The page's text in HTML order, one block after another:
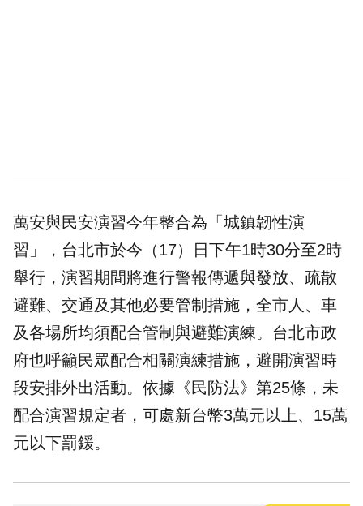
萬安與民安演習今年整合為「城鎮韌性演
習」，台北市於今（17）日下午1時30分至2時
舉行，演習期間將進行警報傳遞與發放、疏散
避難、交通及其他必要管制措施，全市人、車
及各場所均須配合管制與避難演練。台北市政
府也呼籲民眾配合相關演練措施，避開演習時
段安排外出活動。依據《民防法》第25條，未
配合演習規定者，可處新台幣3萬元以上、15萬
元以下罰鍰。